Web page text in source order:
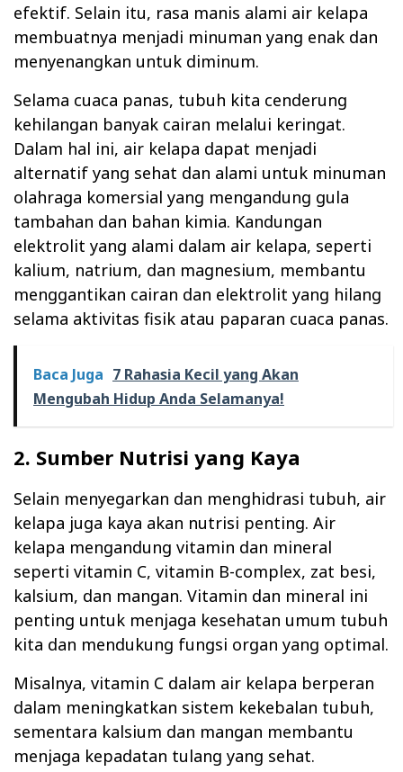
efektif. Selain itu, rasa manis alami air kelapa
membuatnya menjadi minuman yang enak dan
menyenangkan untuk diminum.
Selama cuaca panas, tubuh kita cenderung
kehilangan banyak cairan melalui keringat.
Dalam hal ini, air kelapa dapat menjadi
alternatif yang sehat dan alami untuk minuman
olahraga komersial yang mengandung gula
tambahan dan bahan kimia. Kandungan
elektrolit yang alami dalam air kelapa, seperti
kalium, natrium, dan magnesium, membantu
menggantikan cairan dan elektrolit yang hilang
selama aktivitas fisik atau paparan cuaca panas.
Baca Juga 7 Rahasia Kecil yang Akan
Mengubah Hidup Anda Selamanya!
2. Sumber Nutrisi yang Kaya
Selain menyegarkan dan menghidrasi tubuh, air
kelapa juga kaya akan nutrisi penting. Air
kelapa mengandung vitamin dan mineral
seperti vitamin C, vitamin B-complex, zat besi,
kalsium, dan mangan. Vitamin dan mineral ini
penting untuk menjaga kesehatan umum tubuh
kita dan mendukung fungsi organ yang optimal.
Misalnya, vitamin C dalam air kelapa berperan
dalam meningkatkan sistem kekebalan tubuh,
sementara kalsium dan mangan membantu
menjaga kepadatan tulang yang sehat.